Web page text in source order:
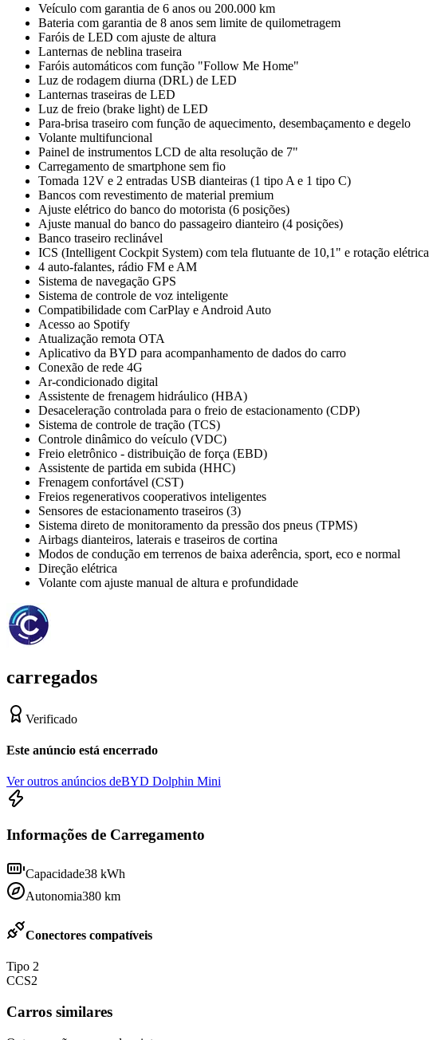
Veículo com garantia de 6 anos ou 200.000 km
Bateria com garantia de 8 anos sem limite de quilometragem
Faróis de LED com ajuste de altura
Lanternas de neblina traseira
Faróis automáticos com função "Follow Me Home"
Luz de rodagem diurna (DRL) de LED
Lanternas traseiras de LED
Luz de freio (brake light) de LED
Para-brisa traseiro com função de aquecimento, desembaçamento e degelo
Volante multifuncional
Painel de instrumentos LCD de alta resolução de 7"
Carregamento de smartphone sem fio
Tomada 12V e 2 entradas USB dianteiras (1 tipo A e 1 tipo C)
Bancos com revestimento de material premium
Ajuste elétrico do banco do motorista (6 posições)
Ajuste manual do banco do passageiro dianteiro (4 posições)
Banco traseiro reclinável
ICS (Intelligent Cockpit System) com tela flutuante de 10,1" e rotação elétrica
4 auto-falantes, rádio FM e AM
Sistema de navegação GPS
Sistema de controle de voz inteligente
Compatibilidade com CarPlay e Android Auto
Acesso ao Spotify
Atualização remota OTA
Aplicativo da BYD para acompanhamento de dados do carro
Conexão de rede 4G
Ar-condicionado digital
Assistente de frenagem hidráulico (HBA)
Desaceleração controlada para o freio de estacionamento (CDP)
Sistema de controle de tração (TCS)
Controle dinâmico do veículo (VDC)
Freio eletrônico - distribuição de força (EBD)
Assistente de partida em subida (HHC)
Frenagem confortável (CST)
Freios regenerativos cooperativos inteligentes
Sensores de estacionamento traseiros (3)
Sistema direto de monitoramento da pressão dos pneus (TPMS)
Airbags dianteiros, laterais e traseiros de cortina
Modos de condução em terrenos de baixa aderência, sport, eco e normal
Direção elétrica
Volante com ajuste manual de altura e profundidade
carregados
Verificado
Este anúncio está encerrado
Ver outros anúncios deBYD Dolphin Mini
Informações de Carregamento
Capacidade38 kWh
Autonomia380 km
Conectores compatíveis
Tipo 2
CCS2
Carros similares